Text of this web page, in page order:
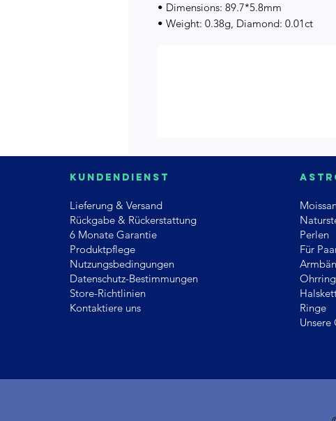
• Dimensions: 89.7*5.8mm
• Weight: 0.38g, Diamond: 0.01ct
Kundendienst
Lieferung & Versand
Rückgabe & Rückerstattung
6 Monate Garantie
Produktpflege
Nutzungsbedingungen
Datenschutz-Bestimmungen
Store-Richtlinien
Kontaktiere uns
Perlen
Für
Ringe
Unsere